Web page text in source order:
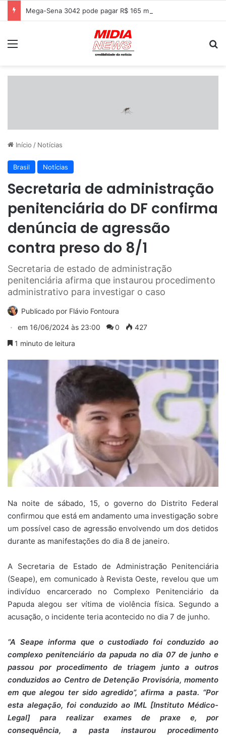
Início / Notícias
Brasil Notícias
Secretaria de administração
penitenciária do DF confirma
denúncia de agressão
contra preso do 8/1
Secretaria de estado de administração
penitenciária afirma que instaurou procedimento
administrativo para investigar o caso
Publicado por Flávio Fontoura
em 16/06/2024 às 23:00 0
427
1 minuto de leitura
Na noite de sábado, 15, o governo do Distrito Federal
confirmou que está em andamento uma investigação sobre
um possível caso de agressão envolvendo um dos detidos
durante as manifestações do dia 8 de janeiro.
A Secretaria de Estado de Administração Penitenciária
(Seape), em comunicado à Revista Oeste, revelou que um
indivíduo encarcerado no Complexo Penitenciário da
Papuda alegou ser vítima de violência física. Segundo a
acusação, o incidente teria acontecido no dia 7 de junho.
“A Seape informa que o custodiado foi conduzido ao
complexo penitenciário da papuda no dia 07 de junho e
passou por procedimento de triagem junto a outros
conduzidos ao Centro de Detenção Provisória, momento
em que alegou ter sido agredido”, afirma a pasta. “Por
esta alegação, foi conduzido ao IML [Instituto Médico-
Legal] para realizar exames de praxe e, por
consequência, a pasta instaurou procedimento